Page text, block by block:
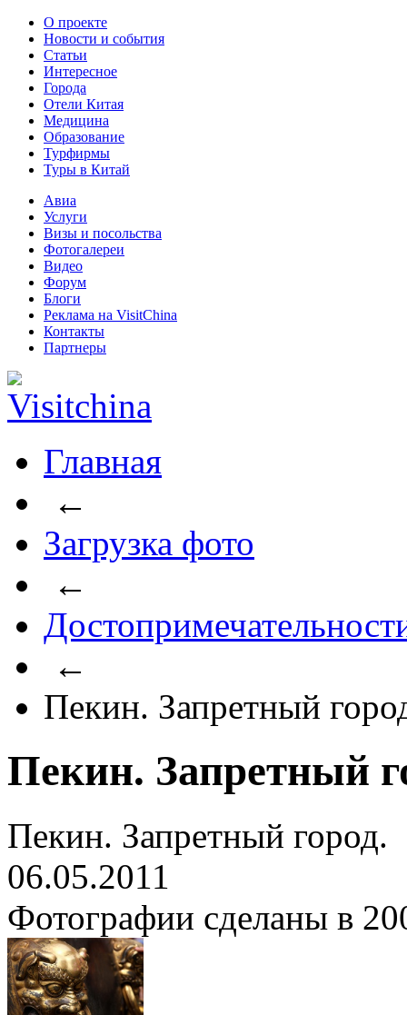
О проекте
Новости и события
Статьи
Интересное
Города
Отели Китая
Медицина
Образование
Турфирмы
Туры в Китай
Авиа
Услуги
Визы и посольства
Фотогалереи
Видео
Форум
Блоги
Реклама на VisitChina
Контакты
Партнеры
Главная
←
Загрузка фото
←
←
Пекин. Запретный
Пекин. Запретный
Пекин. Запретный город.
06.05.2011
Фотографии сделаны в